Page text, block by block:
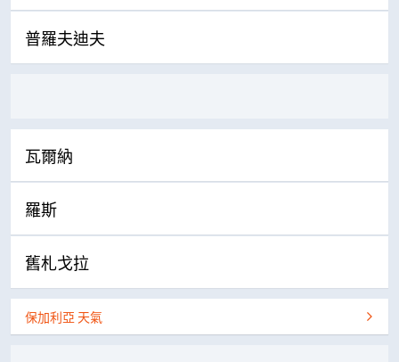
普羅夫迪夫
瓦爾納
羅斯
舊札戈拉
保加利亞 天氣